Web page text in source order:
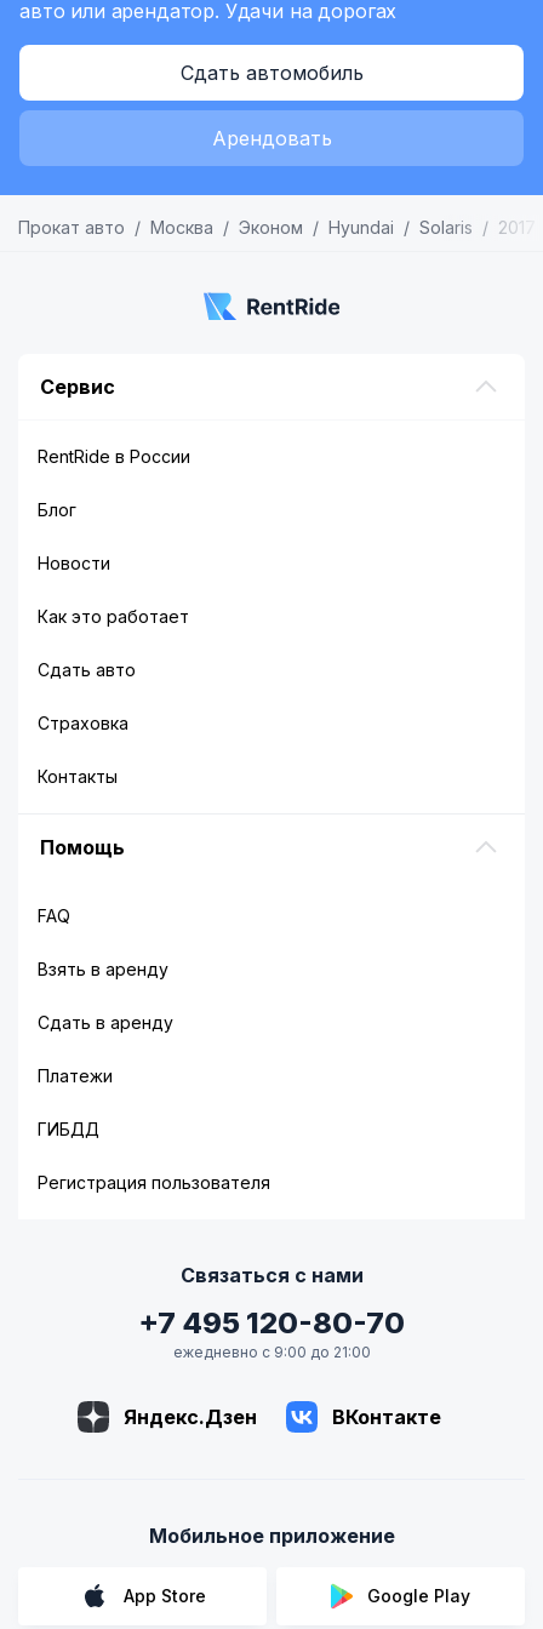
авто или арендатор. Удачи на дорогах
Сдать автомобиль
Арендовать
Прокат авто Москва Эконом Hyundai Solaris 2017
Сервис
RentRide в России
Блог
Новости
Как это работает
Сдать авто
Страховка
Контакты
Помощь
FAQ
Взять в аренду
Сдать в аренду
Платежи
ГИБДД
Регистрация пользователя
Связаться с нами
+7 495 120-80-70
ежедневно с 9:00 до 21:00
Яндекс.Дзен ВКонтакте
Мобильное приложение
App Store Google Play